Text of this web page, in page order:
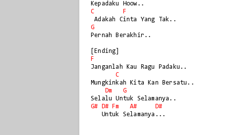
C
F
G
Pernah Berakhir..
F
Janganlah Kau Ragu Padaku..
C
Mungkinkah Kita Kan Bersatu..
Dm
G
G#
D# Fm A#
D#